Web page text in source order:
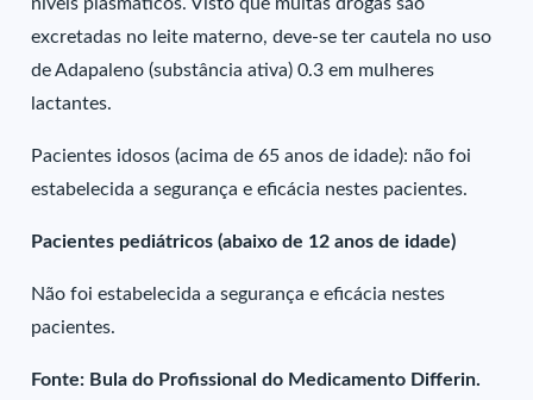
excretadas no leite materno, deve-se ter cautela no uso
de Adapaleno (substância ativa) 0.3 em mulheres
lactantes.
Pacientes idosos (acima de 65 anos de idade): não foi
estabelecida a segurança e eficácia nestes pacientes.
Pacientes pediátricos (abaixo de 12 anos de idade)
Não foi estabelecida a segurança e eficácia nestes
pacientes.
Fonte: Bula do Profissional do Medicamento Differin.